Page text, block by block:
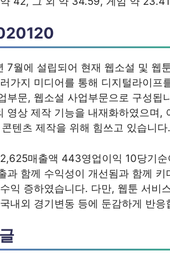
7월에 설립되어 현재 웹소설 및 웹
가지 미디어를 통해 디지털라이프
부문, 웹소설 사업부문으로 구성됩
영상 제작 기능을 내재화하였으며,
텐츠 제작을 위해 힘쓰고 있습니다.
매출액 443영업이익 10당기
과 함께 수익성이 개선됨과 함께
익 증하였습니다. 다만, 웹툰 서비
내외 경기변동 등에 둔감하게 반응